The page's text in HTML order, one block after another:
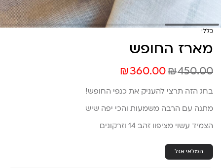
כללי
מארז החופש
₪360.00₪450.00
בחג הזה תרצי להעניק את כנפי החופש!
מתנה עם הרבה משמעות והכי יפה שיש
הצמיד עשוי מציפוו זהב 14 וזרקונים
המלאי אזל